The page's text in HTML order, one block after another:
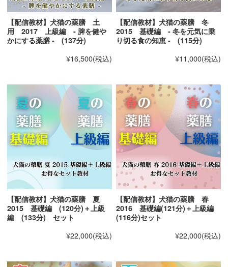
【配信教材】犬猫の薬膳 土
用 2017 上級編 - 脾を健や
かにする薬膳 - (137分)
¥16,500(税込)
【配信教材】犬猫の薬膳 冬
2015 基礎編 - 冬を元気に乗
り切る食の知恵 - (115分)
¥11,000(税込)
【配信教材】犬猫の薬膳 夏
2015 基礎編 (120分)＋上級
編 (133分) セット
¥22,000(税込)
【配信教材】犬猫の薬膳 春
2016 基礎編(121分)＋上級編
(116分)セット
¥22,000(税込)